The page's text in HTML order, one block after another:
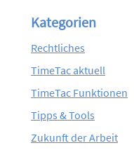
Kategorien
Rechtliches
TimeTac aktuell
TimeTac Funktionen
Tipps & Tools
Zukunft der Arbeit